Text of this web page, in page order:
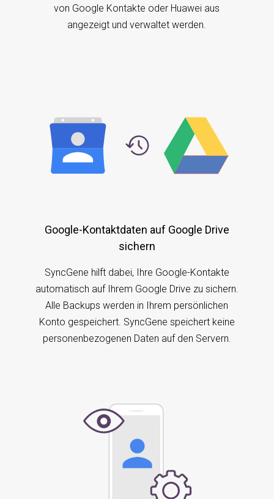
von Google Kontakte oder Huawei aus
angezeigt und verwaltet werden.
Google-Kontaktdaten auf Google Drive
sichern
SyncGene hilft dabei, Ihre Google-Kontakte
automatisch auf Ihrem Google Drive zu sichern.
Alle Backups werden in Ihrem persönlichen
Konto gespeichert. SyncGene speichert keine
personenbezogenen Daten auf den Servern.